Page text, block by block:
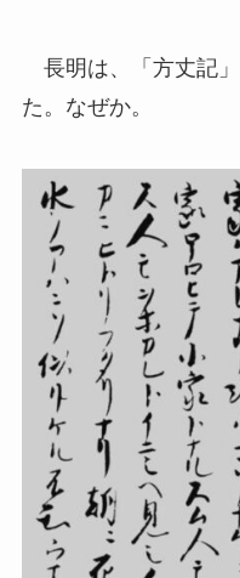
長明は、「方丈記
た。なぜか。